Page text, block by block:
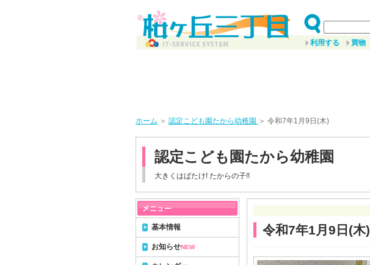
利用する 買物
ホーム ＞ 認定こども園たから幼稚園 ＞ 令和7年1月9日(木)
認定こども園たから幼稚園
大きくはばたけ! たからの子!!
令和7年1月9日(木)
基本情報
お知らせNEW